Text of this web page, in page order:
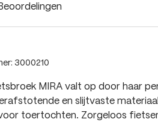
3000210
MIRA valt op door haar
en slijtvaste
toertochten. Zorgeloos